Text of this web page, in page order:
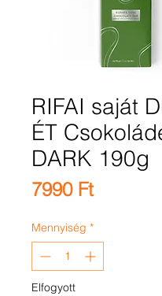
RIFAI saját
ÉT
DARK 190g
7990 FtÁr
Mennyiség *
Elfogyott